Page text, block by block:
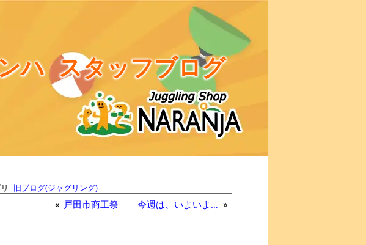
ハ スタッフブログ
旧ブログ(ジャグリング)
« 戸田市商工祭 今週は、いよいよ… »